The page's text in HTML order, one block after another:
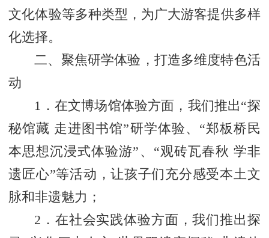
文化体验等多种类型，为广大游客提供多样
化选择。
二、聚焦研学体验，打造多维度特色活
动
1．在文博场馆体验方面，我们推出“探
秘馆藏 走进图书馆”研学体验、“郑板桥民
本思想沉浸式体验游”、“观砖瓦春秋 学非
遗匠心”等活动，让孩子们充分感受本土文
脉和非遗魅力；
2．在社会实践体验方面，我们推出探